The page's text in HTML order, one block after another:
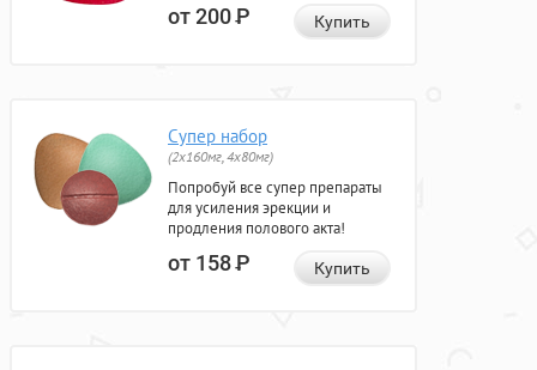
от 200Р Купить
Супер набор
(2х160мг, 4х80мг)
Попробуй все супер препараты
для усиления эрекции и
продления полового акта!
от 158Р Купить